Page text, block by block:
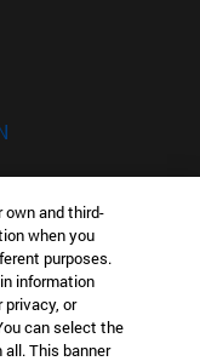
ventana)
and third-
when you
purposes.
information
privacy, or
can select the
This banner